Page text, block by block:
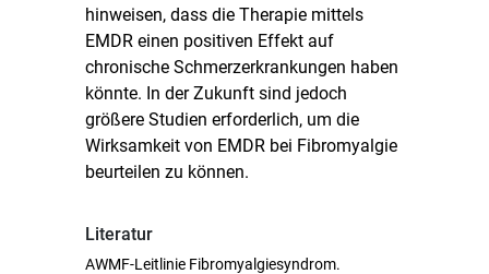
hinweisen, dass die Therapie mittels
EMDR einen positiven Effekt auf
chronische Schmerzerkrankungen haben
könnte. In der Zukunft sind jedoch
größere Studien erforderlich, um die
Wirksamkeit von EMDR bei Fibromyalgie
beurteilen zu können.
Literatur
AWMF-Leitlinie Fibromyalgiesyndrom.